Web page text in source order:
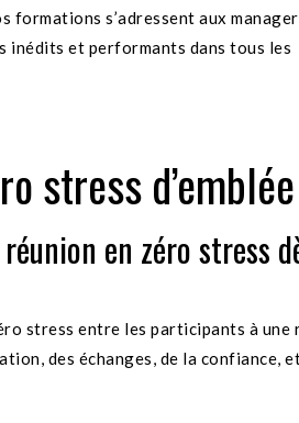
formations s’adressent aux
inédits et performants dans tous les
stress d’emblée
en zéro stress
stress entre les participants à une
des échanges, de la confiance,